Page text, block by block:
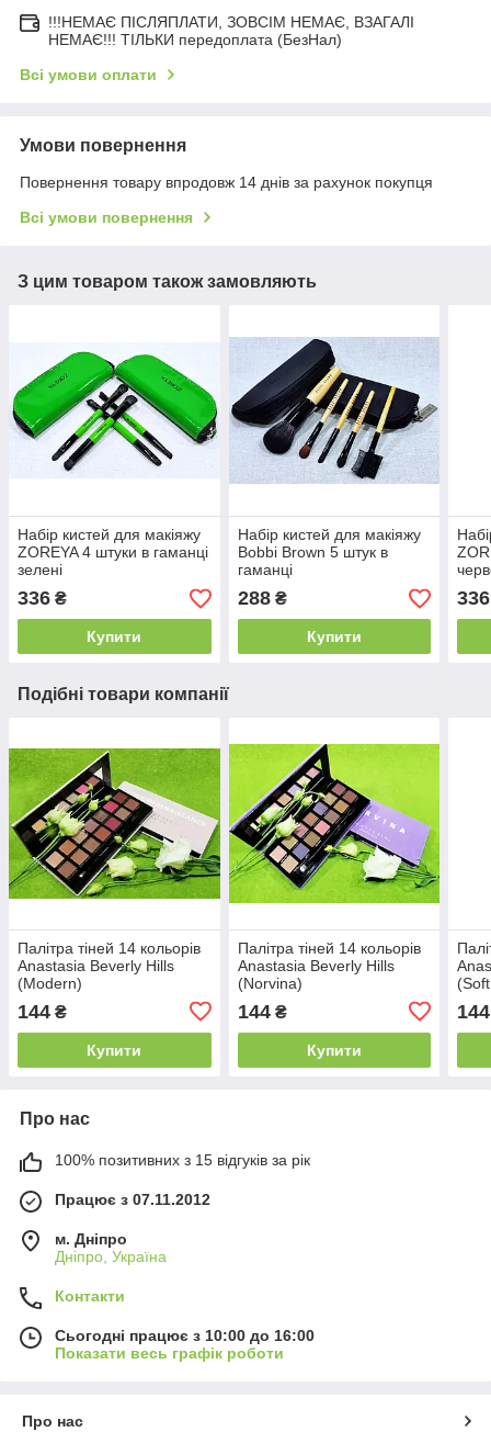
!!!НЕМАЄ ПІСЛЯПЛАТИ, ЗОВСІМ НЕМАЄ, ВЗАГАЛІ
НЕМАЄ!!! ТІЛЬКИ передоплата (БезНал)
Всі умови оплати
Умови повернення
Повернення товару впродовж 14 днів за рахунок покупця
Всі умови повернення
З цим товаром також замовляють
Набір кистей для макіяжу
ZOREYA 4 штуки в гаманці
зелені
336 ₴
Купити
Набір кистей для макіяжу
Bobbi Brown 5 штук в
гаманці
288₴
Купити
336
Подібні товари компанії
Палітра тіней 14 кольорів
Anastasia Beverly Hills
(Modern)
144 ₴
Купити
Палітра тіней 14 кольорів
Anastasia Beverly Hills
(Norvina)
144₴
Купити
144
Про нас
100% позитивних з 15 відгуків за рік
Працює з 07.11.2012
м. Дніпро
Дніпро, Україна
Контакти
Сьогодні працює з 10:00 до 16:00
Показати весь графік роботи
Про нас